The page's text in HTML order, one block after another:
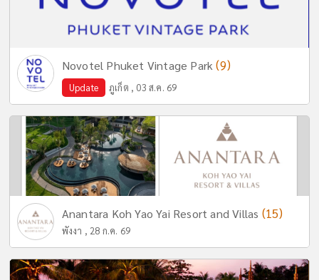
Novotel Phuket Vintage Park(9)
Update ภูเก็ต , 03 ส.ค. 69
Anantara Koh Yao Yai Resort and Villas (15)
พังงา , 28 ก.ค. 69